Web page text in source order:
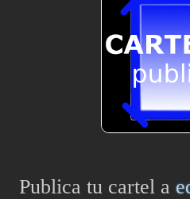
Publica tu cartel a